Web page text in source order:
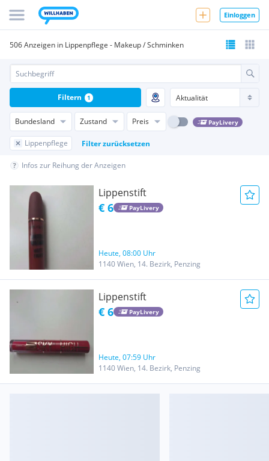
Einloggen
506 Anzeigen in Lippenpflege - Makeup / Schminken
Bundesland Zustand Preis PayLivery
Lippenpflege Filter zurücksetzen
Filtern 1
Infos zur Reihung der Anzeigen
Lippenstift
€ 6 PayLivery
Heute, 08:00 Uhr
1140 Wien, 14. Bezirk, Penzing
Lippenstift
€ 6 PayLivery
Heute, 07:59 Uhr
1140 Wien, 14. Bezirk, Penzing